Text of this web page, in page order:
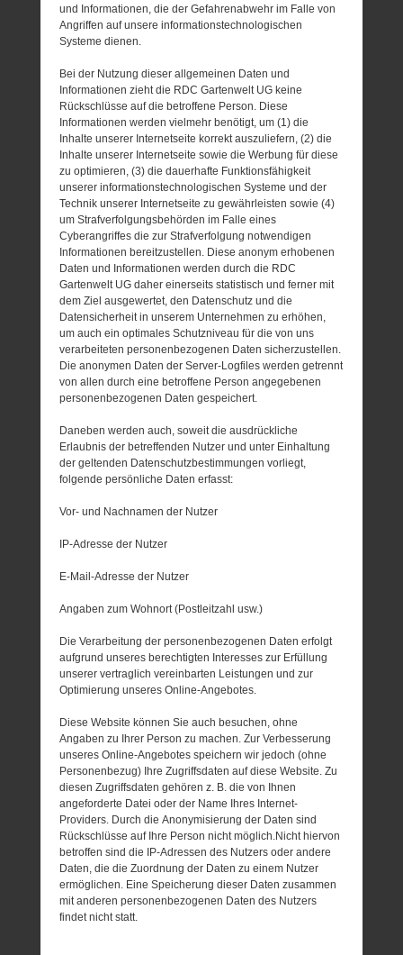
und Informationen, die der Gefahrenabwehr im Falle von
Angriffen auf unsere informationstechnologischen
Systeme dienen.
Bei der Nutzung dieser allgemeinen Daten und
Informationen zieht die RDC Gartenwelt UG keine
Rückschlüsse auf die betroffene Person. Diese
Informationen werden vielmehr benötigt, um (1) die
Inhalte unserer Internetseite korrekt auszuliefern, (2) die
Inhalte unserer Internetseite sowie die Werbung für diese
zu optimieren, (3) die dauerhafte Funktionsfähigkeit
unserer informationstechnologischen Systeme und der
Technik unserer Internetseite zu gewährleisten sowie (4)
um Strafverfolgungsbehörden im Falle eines
Cyberangriffes die zur Strafverfolgung notwendigen
Informationen bereitzustellen. Diese anonym erhobenen
Daten und Informationen werden durch die RDC
Gartenwelt UG daher einerseits statistisch und ferner mit
dem Ziel ausgewertet, den Datenschutz und die
Datensicherheit in unserem Unternehmen zu erhöhen,
um auch ein optimales Schutzniveau für die von uns
verarbeiteten personenbezogenen Daten sicherzustellen.
Die anonymen Daten der Server-Logfiles werden getrennt
von allen durch eine betroffene Person angegebenen
personenbezogenen Daten gespeichert.
Daneben werden auch, soweit die ausdrückliche
Erlaubnis der betreffenden Nutzer und unter Einhaltung
der geltenden Datenschutzbestimmungen vorliegt,
folgende persönliche Daten erfasst:
Vor- und Nachnamen der Nutzer
IP-Adresse der Nutzer
E-Mail-Adresse der Nutzer
Angaben zum Wohnort (Postleitzahl usw.)
Die Verarbeitung der personenbezogenen Daten erfolgt
aufgrund unseres berechtigten Interesses zur Erfüllung
unserer vertraglich vereinbarten Leistungen und zur
Optimierung unseres Online-Angebotes.
Diese Website können Sie auch besuchen, ohne
Angaben zu Ihrer Person zu machen. Zur Verbesserung
unseres Online-Angebotes speichern wir jedoch (ohne
Personenbezug) Ihre Zugriffsdaten auf diese Website. Zu
diesen Zugriffsdaten gehören z. B. die von Ihnen
angeforderte Datei oder der Name Ihres Internet-
Providers. Durch die Anonymisierung der Daten sind
Rückschlüsse auf Ihre Person nicht möglich.Nicht hiervon
betroffen sind die IP-Adressen des Nutzers oder andere
Daten, die die Zuordnung der Daten zu einem Nutzer
ermöglichen. Eine Speicherung dieser Daten zusammen
mit anderen personenbezogenen Daten des Nutzers
findet nicht statt.